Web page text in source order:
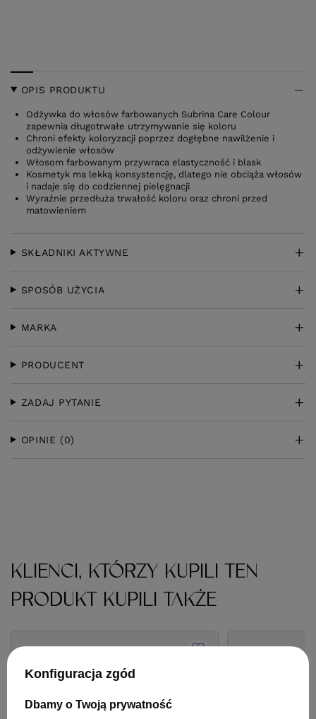
OPIS PRODUKTU
Odżywka do włosów farbowanych Subrina Care Colour
zapewnia długotrwałe utrzymywanie się koloru
Chroni efekty koloryzacji poprzez dogłębne nawilżenie i
odżywienie włosów
Włosom farbowanym przywraca elastyczność i blask
Kosmetyk ma lekką konsystencję, dlatego nie obciąża włosów
i nadaje się do codziennej pielęgnacji
Wyraźnie przedłuża trwałość koloru oraz chroni przed
matowieniem
SKŁADNIKI AKTYWNE
SPOSÓB UŻYCIA
MARKA
PRODUCENT
ZADAJ PYTANIE
OPINIE (0)
KLIENCI, KTÓRZY KUPILI TEN
PRODUKT KUPILI TAKŻE
Konfiguracja zgód
Dbamy o Twoją prywatność